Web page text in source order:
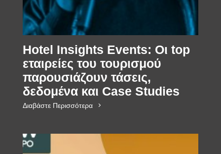
Hotel Insights Events: Οι top
εταιρείες του τουρισμού
παρουσιάζουν τάσεις,
δεδομένα και Case Studies
Διαβάστε Περισσότερα